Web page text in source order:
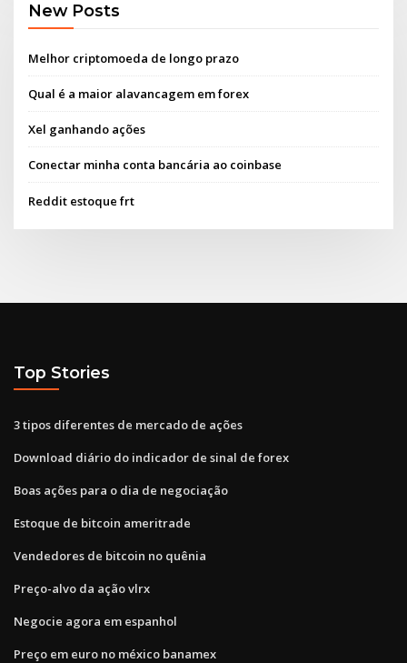
New Posts
Melhor criptomoeda de longo prazo
Qual é a maior alavancagem em forex
Xel ganhando ações
Conectar minha conta bancária ao coinbase
Reddit estoque frt
Top Stories
3 tipos diferentes de mercado de ações
Download diário do indicador de sinal de forex
Boas ações para o dia de negociação
Estoque de bitcoin ameritrade
Vendedores de bitcoin no quênia
Preço-alvo da ação vlrx
Negocie agora em espanhol
Preço em euro no méxico banamex